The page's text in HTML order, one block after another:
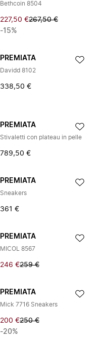
Bethcoin 8504
227,50 €267,50 €
-15%
PREMIATA
Davidd 8102
338,50 €
PREMIATA
Stivaletti con plateau in pelle
789,50 €
PREMIATA
Sneakers
361 €
PREMIATA
MICOL 8567
246 €259 €
PREMIATA
Mick 7716 Sneakers
200 €250 €
-20%